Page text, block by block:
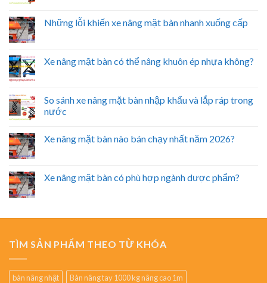
Những lỗi khiến xe nâng mặt bàn nhanh xuống cấp
Xe nâng mặt bàn có thể nâng khuôn ép nhựa không?
So sánh xe nâng mặt bàn nhập khẩu và lắp ráp trong
nước
Xe nâng mặt bàn nào bán chạy nhất năm 2026?
Xe nâng mặt bàn có phù hợp ngành dược phẩm?
TÌM SẢN PHẨM THEO TỪ KHÓA
bàn nâng nhật
Bàn nâng tay 1000 kg nâng cao 1m